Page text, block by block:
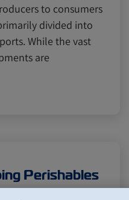
to consumers
divided into
While the vast
are
Perishables